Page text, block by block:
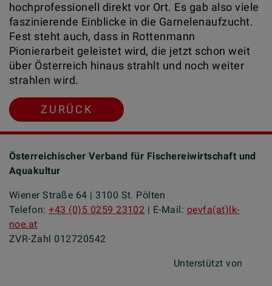
hochprofessionell direkt vor Ort. Es gab also viele
faszinierende Einblicke in die Garnelenaufzucht.
Fest steht auch, dass in Rottenmann
Pionierarbeit geleistet wird, die jetzt schon weit
über Österreich hinaus strahlt und noch weiter
strahlen wird.
ZURÜCK
Österreichischer Verband für Fischereiwirtschaft und
Aquakultur
Wiener Straße 64 | 3100 St. Pölten
Telefon:+43 (0)5 0259 23102 | E-Mail: oevfa(at)lk-
noe.at
ZVR-Zahl 012720542
Unterstützt von